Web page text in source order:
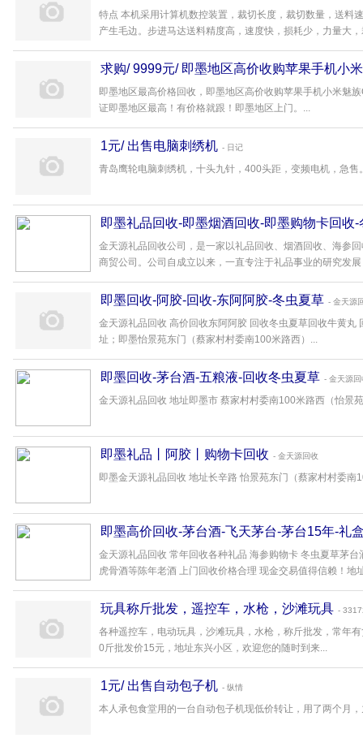
特点 本机采用计算机数控装置，裁切长度，裁切数量，送料
产生毛边。步进马达送料精度高，速度快，损耗少，力量大
求购/ 9999元/ 即墨地区高价收购苹果手机小
即墨地区最高价格回收，即墨地区高价收购苹果手机小米魅
证即墨地区最高！有价格就跟！即墨地区上门。...
1元/ 出售电脑刺绣机 - 日记
青岛鹰轮电脑刺绣机，十头九针，400头距，变频电机，急售
即墨礼品回收-即墨烟酒回收-即墨购物卡回收
金天源礼品回收公司，是一家以礼品回收、烟酒回收、海参
商贸公司。公司自成立以来，一直专注于礼品事业的研究发
即墨回收-阿胶-回收-东阿阿胶-冬虫夏草 - 金天源
金天源礼品回收 高价回收东阿阿胶 回收冬虫夏草回收牛黄
址；即墨怡景苑东门（蔡家村村委南100米路西）...
即墨回收-茅台酒-五粮液-回收冬虫夏草 - 金天源回
金天源礼品回收 地址即墨市 蔡家村村委南100米路西（怡景
即墨礼品丨阿胶丨购物卡回收 - 金天源回收
即墨金天源礼品回收 地址长辛路 怡景苑东门（蔡家村村委南
即墨高价回收-茅台酒-飞天茅台-茅台15年-礼
金天源礼品回收 常年回收各种礼品 海参购物卡 冬虫夏草茅
虎骨酒等陈年老酒 上门回收价格合理 现金交易值得信赖！地
玩具称斤批发，遥控车，水枪，沙滩玩具 -
各种遥控车，电动玩具，沙滩玩具，水枪，称斤批发，常年
0斤批发价15元，地址东兴小区，欢迎您的随时到来...
1元/ 出售自动包子机 - 纵情
本人承包食堂用的一台自动包子机现低价转让，用了两个月，